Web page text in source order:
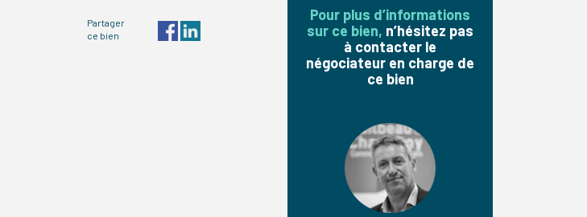
Partager
ce bien
Pour plus d’informations
sur ce bien, n’hésitez pas
à contacter le
négociateur en charge de
ce bien